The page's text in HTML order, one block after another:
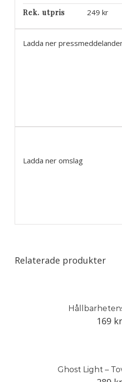
Rek. utpris
249 kr
Ladda ner
Ladda ner omslag
Relaterade produkter
169 kr
Ghost Light –